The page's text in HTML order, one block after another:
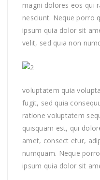
magni dolores eos qui
nesciunt. Neque porro
ipsum quia dolor sit
velit, sed quia non
voluptatem quia
fugit, sed quia
ratione voluptatem
quisquam est, qui
amet, consect etur,
numquam. Neque
ipsum quia dolor sit